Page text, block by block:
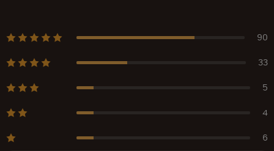
90
33
5
4
6